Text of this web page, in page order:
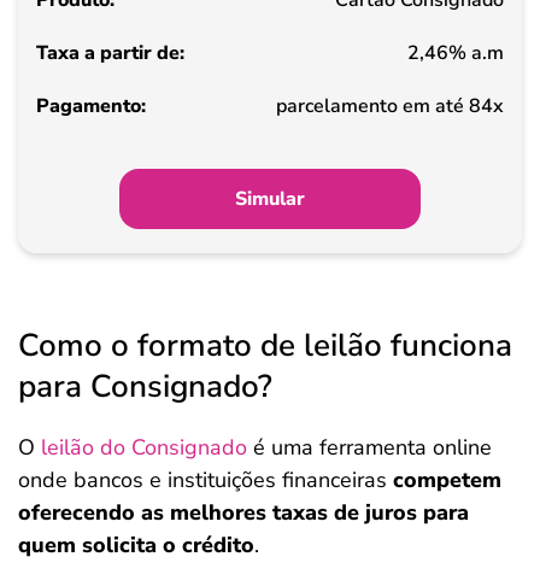
2,46% a.m
parcelamento em até 84x
Simular
Como o formato de leilão funciona
para Consignado?
O leilão do Consignado é uma ferramenta online
onde bancos e instituições financeiras competem
oferecendo as melhores taxas de juros para
quem solicita o crédito.